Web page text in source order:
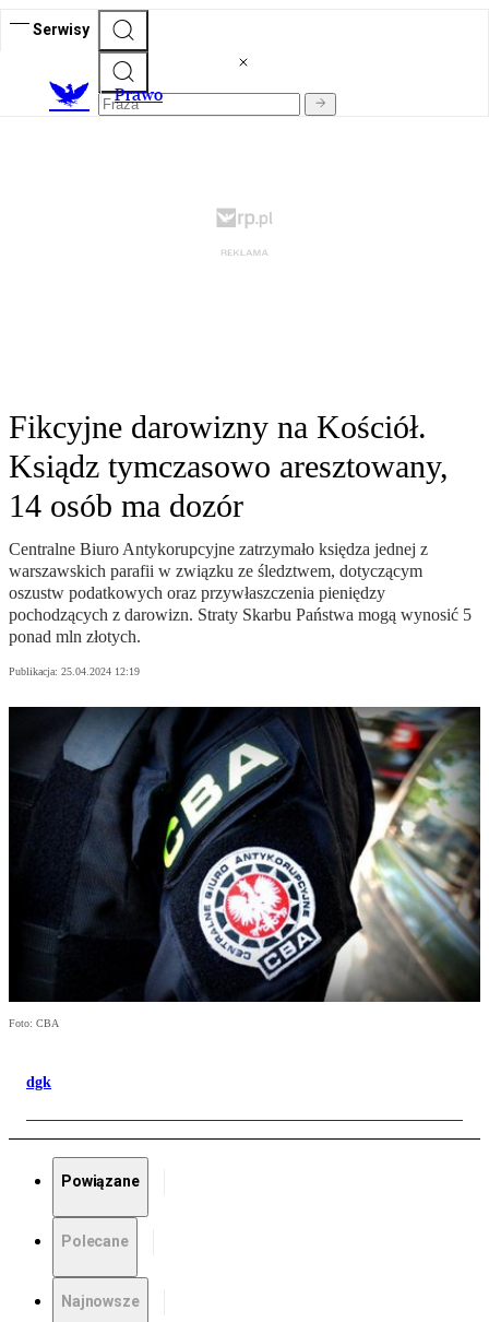
Serwisy
Prawo
Fikcyjne darowizny na Kościół.
Ksiądz tymczasowo aresztowany,
14 osób ma dozór
Centralne Biuro Antykorupcyjne zatrzymało księdza jednej z
warszawskich parafii w związku ze śledztwem, dotyczącym
oszustw podatkowych oraz przywłaszczenia pieniędzy
pochodzących z darowizn. Straty Skarbu Państwa mogą wynosić 5
ponad mln złotych.
Publikacja: 25.04.2024 12:19
Foto: CBA
dgk
Powiązane
Polecane
Najnowsze